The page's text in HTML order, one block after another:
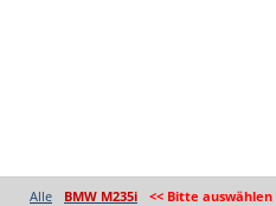
Alle BMW M235i << Bitte auswählen